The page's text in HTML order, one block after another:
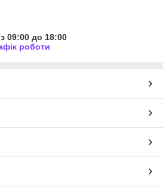
09:00 до 18:00
роботи